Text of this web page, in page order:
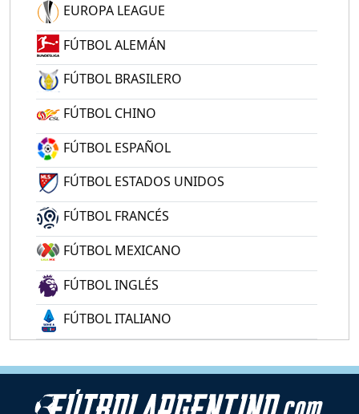
EUROPA LEAGUE
FÚTBOL ALEMÁN
FÚTBOL BRASILERO
FÚTBOL CHINO
FÚTBOL ESPAÑOL
FÚTBOL ESTADOS UNIDOS
FÚTBOL FRANCÉS
FÚTBOL MEXICANO
FÚTBOL INGLÉS
FÚTBOL ITALIANO